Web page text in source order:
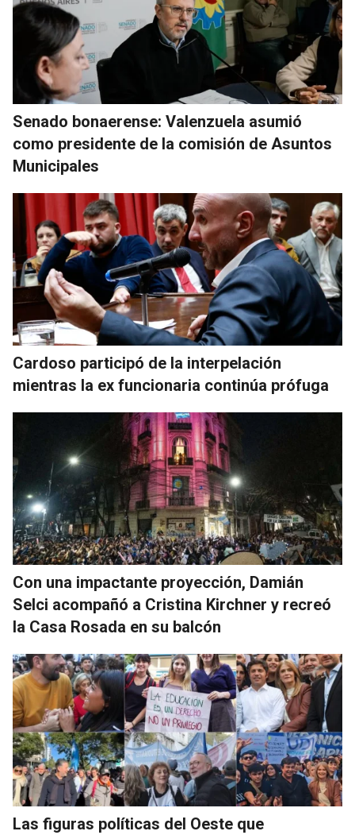
Senado bonaerense: Valenzuela asumió
como presidente de la comisión de Asuntos
Municipales
Cardoso participó de la interpelación
mientras la ex funcionaria continúa prófuga
Con una impactante proyección, Damián
Selci acompañó a Cristina Kirchner y recreó
la Casa Rosada en su balcón
Las figuras políticas del Oeste que